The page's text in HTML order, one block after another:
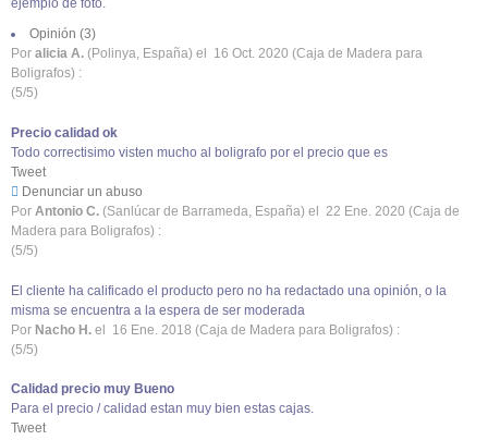
ejemplo de foto.
Opinión (3)
Por alicia A. (Polinya, España) el 16 Oct. 2020 (Caja de Madera para
Boligrafos) :
(5/5)
Precio calidad ok
Todo correctisimo visten mucho al boligrafo por el precio que es
Tweet
Denunciar un abuso
Por Antonio C. (Sanlúcar de Barrameda, España) el 22 Ene. 2020 (Caja de
Madera para Boligrafos) :
(5/5)
El cliente ha calificado el producto pero no ha redactado una opinión, o la
misma se encuentra a la espera de ser moderada
Por Nacho H. el 16 Ene. 2018 (Caja de Madera para Boligrafos) :
(5/5)
Calidad precio muy Bueno
Para el precio / calidad estan muy bien estas cajas.
Tweet